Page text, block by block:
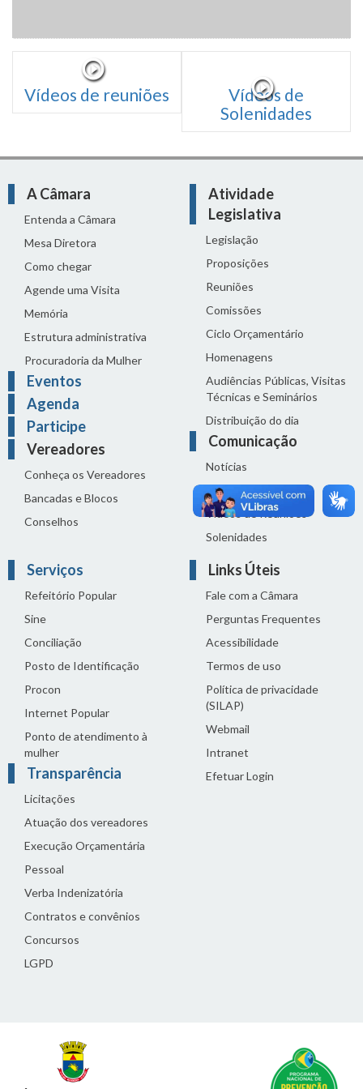
Vídeos de reuniões
Vídeos de
Solenidades
A Câmara
Entenda a Câmara
Mesa Diretora
Como chegar
Agende uma Visita
Memória
Estrutura administrativa
Procuradoria da Mulher
Eventos
Agenda
Participe
Vereadores
Conheça os Vereadores
Bancadas e Blocos
Conselhos
Atividade
Legislativa
Legislação
Proposições
Reuniões
Comissões
Ciclo Orçamentário
Homenagens
Audiências Públicas, Visitas
Técnicas e Seminários
Distribuição do dia
Comunicação
Notícias
Sala de Imprensa
Vídeos de Reuniões
Solenidades
Serviços
Refeitório Popular
Sine
Conciliação
Posto de Identificação
Procon
Internet Popular
Ponto de atendimento à
mulher
Transparência
Licitações
Atuação dos vereadores
Execução Orçamentária
Pessoal
Verba Indenizatória
Contratos e convênios
Concursos
LGPD
Links Úteis
Fale com a Câmara
Perguntas Frequentes
Acessibilidade
Termos de uso
Política de privacidade
(SILAP)
Webmail
Intranet
Efetuar Login